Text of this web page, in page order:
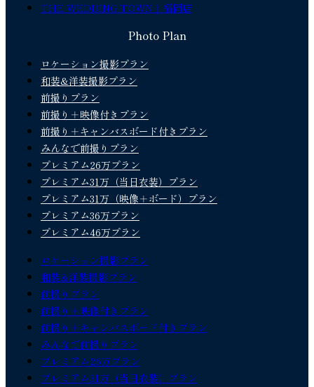
THE WEDDING TOWN｜福岡店
Photo Plan
ロケーション撮影プラン
和装&洋装撮影プラン
前撮りプラン
前撮り＋映像付きプラン
前撮り＋キャンバスボード付きプラン
みんなで前撮りプラン
プレミアム26万プラン
プレミアム31万（当日衣装）プラン
プレミアム31万（映像＋ボード）プラン
プレミアム36万プラン
プレミアム46万プラン
ロケーション撮影プラン
和装&洋装撮影プラン
前撮りプラン
前撮り＋映像付きプラン
前撮り＋キャンバスボード付きプラン
みんなで前撮りプラン
プレミアム26万プラン
プレミアム31万（当日衣装）プラン